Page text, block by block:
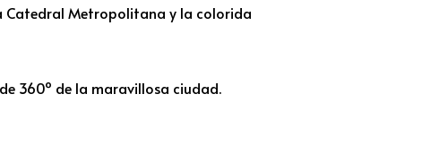
Catedral Metropolitana y la colorida
360º de la maravillosa ciudad.